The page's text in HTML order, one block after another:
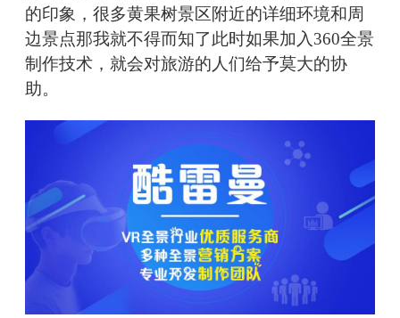
的印象，很多黄果树景区附近的详细环境和周
边景点那我就不得而知了此时如果加入360全景
制作技术，就会对旅游的人们给予莫大的协
助。